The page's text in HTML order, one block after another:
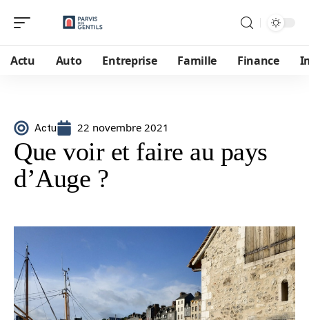
Actu Auto Entreprise Famille Finance
Actu 22 novembre 2021
Que voir et faire au pays
d’Auge ?